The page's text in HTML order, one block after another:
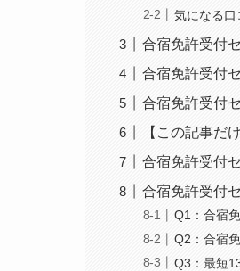
気になる口
合宿免許受付
合宿免許受付
合宿免許受付
【この記事だ
合宿免許受付
合宿免許受付
Q1：合宿
Q2：合宿
Q3：最短